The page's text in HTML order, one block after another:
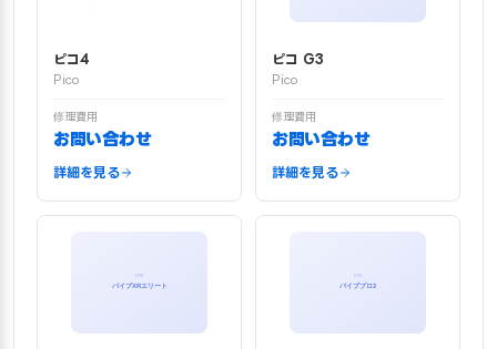
ピコ4
Pico
修理費用
お問い合わせ
詳細を見る
ピコ G3
Pico
修理費用
お問い合わせ
詳細を見る